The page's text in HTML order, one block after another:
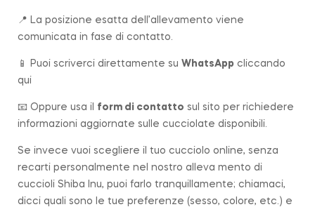
📍 La posizione esatta dell’allevamento viene
comunicata in fase di contatto.
📱 Puoi scriverci direttamente su WhatsApp cliccando
qui
📧 Oppure usa il form di contatto sul sito per richiedere
informazioni aggiornate sulle cucciolate disponibili.
Se invece vuoi scegliere il tuo cucciolo online, senza
recarti personalmente nel nostro alleva mento di
cuccioli Shiba Inu, puoi farlo tranquillamente; chiamaci,
dicci quali sono le tue preferenze (sesso, colore, etc.) e